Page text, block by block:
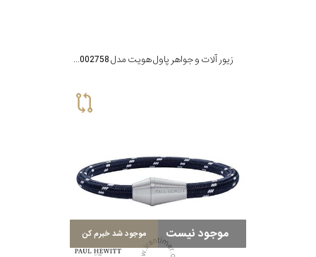
زیور آلات و جواهر پاول هویت مدل PH002758
موجود نیست موجود شد خبرم کن